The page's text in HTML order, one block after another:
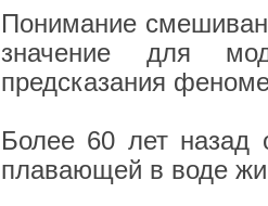
Понимание
значение для
предсказания
Более 60 лет назад
плавающей в воде